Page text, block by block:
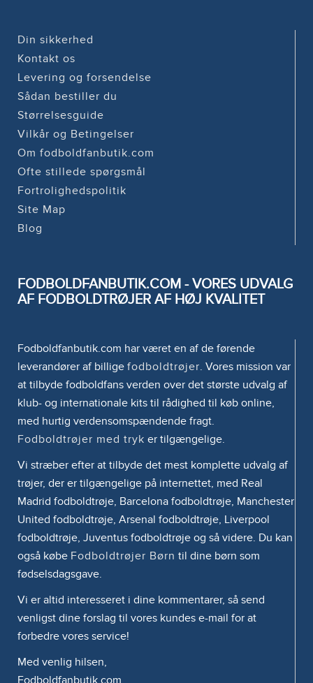
Din sikkerhed
Kontakt os
Levering og forsendelse
Sådan bestiller du
Størrelsesguide
Vilkår og Betingelser
Om fodboldfanbutik.com
Ofte stillede spørgsmål
Fortrolighedspolitik
Site Map
Blog
FODBOLDFANBUTIK.COM - VORES UDVALG
AF FODBOLDTRØJER AF HØJ KVALITET
Fodboldfanbutik.com har været en af de førende
leverandører af billige fodboldtrøjer. Vores mission var
at tilbyde fodboldfans verden over det største udvalg af
klub- og internationale kits til rådighed til køb online,
med hurtig verdensomspændende fragt.
Fodboldtrøjer med tryk er tilgængelige.
Vi stræber efter at tilbyde det mest komplette udvalg af
trøjer, der er tilgængelige på internettet, med Real
Madrid fodboldtrøje, Barcelona fodboldtrøje, Manchester
United fodboldtrøje, Arsenal fodboldtrøje, Liverpool
fodboldtrøje, Juventus fodboldtrøje og så videre. Du kan
også købe Fodboldtrøjer Børn til dine børn som
fødselsdagsgave.
Vi er altid interesseret i dine kommentarer, så send
venligst dine forslag til vores kundes e-mail for at
forbedre vores service!
Med venlig hilsen,